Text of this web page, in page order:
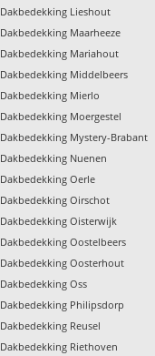
Dakbedekking Lieshout
Dakbedekking Maarheeze
Dakbedekking Mariahout
Dakbedekking Middelbeers
Dakbedekking Mierlo
Dakbedekking Moergestel
Dakbedekking Mystery-Brabant
Dakbedekking Nuenen
Dakbedekking Oerle
Dakbedekking Oirschot
Dakbedekking Oisterwijk
Dakbedekking Oostelbeers
Dakbedekking Oosterhout
Dakbedekking Oss
Dakbedekking Philipsdorp
Dakbedekking Reusel
Dakbedekking Riethoven